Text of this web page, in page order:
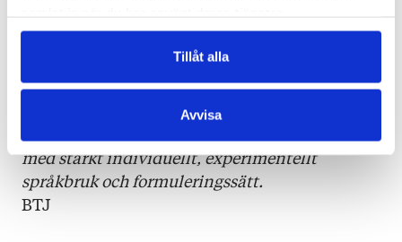
Tillåt alla
Avvisa
skickligt genomförd.
HBL
med starkt individuellt, experimentellt
språkbruk och formuleringssätt.
BTJ